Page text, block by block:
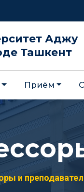
Аджу
Ташкент
Приём
и